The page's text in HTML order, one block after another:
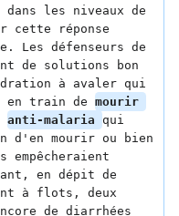
dans les niveaux de
cette réponse
Les défenseurs de
de solutions bon
à avaler qui
en train de mourir
anti-malaria qui
d'en mourir ou bien
empêcheraient
en dépit de
à flots, deux
de diarrhées